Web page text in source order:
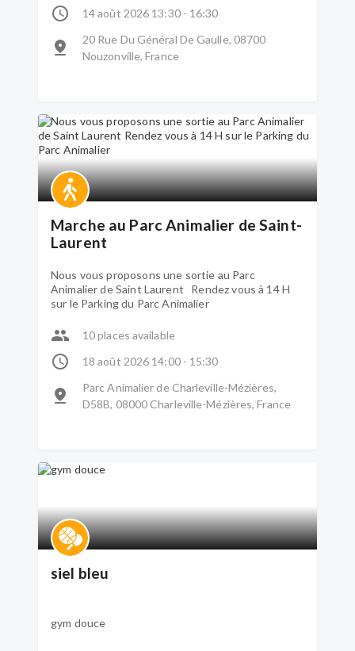
14 août 2026 13:30 - 16:30
20 Rue Du Général De Gaulle, 08700
Nouzonville, France
Marche au Parc Animalier de Saint-
Laurent
Nous vous proposons une sortie au Parc
Animalier de Saint Laurent Rendez vous à 14 H
sur le Parking du Parc Animalier
10 places available
18 août 2026 14:00 - 15:30
Parc Animalier de Charleville-Mézières,
D58B, 08000 Charleville-Mézières, France
siel bleu
gym douce